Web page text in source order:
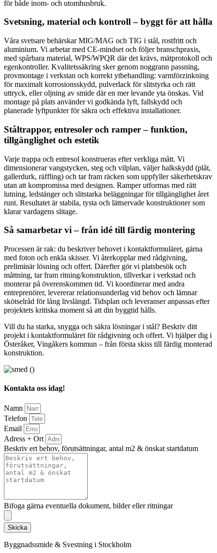
för både inom- och utomhusbruk.
Svetsning, material och kontroll – byggt för att hålla
Våra svetsare behärskar MIG/MAG och TIG i stål, rostfritt och
aluminium. Vi arbetar med CE-mindset och följer branschpraxis,
med spårbara material, WPS/WPQR där det krävs, mätprotokoll och
egenkontroller. Kvalitetssäkring sker genom noggrann passning,
provmontage i verkstan och korrekt ytbehandling: varmförzinkning
för maximalt korrosionsskydd, pulverlack för slitstyrka och rätt
uttryck, eller oljning av smide där en mer levande yta önskas. Vid
montage på plats använder vi godkända lyft, fallskydd och
planerade lyftpunkter för säkra och effektiva installationer.
Ståltrappor, entresoler och ramper – funktion,
tillgänglighet och estetik
Varje trappa och entresol konstrueras efter verkliga mått. Vi
dimensionerar vangstycken, steg och vilplan, väljer halkskydd (plåt,
gallerdurk, räffling) och tar fram räcken som uppfyller säkerhetskrav
utan att kompromissa med designen. Ramper utformas med rätt
lutning, ledstänger och slitstarka beläggningar för tillgänglighet året
runt. Resultatet är stabila, tysta och lättservade konstruktioner som
klarar vardagens slitage.
Så samarbetar vi – från idé till färdig montering
Processen är rak: du beskriver behovet i kontaktformuläret, gärna
med foton och enkla skisser. Vi återkopplar med rådgivning,
preliminär lösning och offert. Därefter gör vi platsbesök och
måttning, tar fram ritning/konstruktion, tillverkar i verkstad och
monterar på överenskommen tid. Vi koordinerar med andra
entreprenörer, levererar relationsunderlag vid behov och lämnar
skötselråd för lång livslängd. Tidsplan och leveranser anpassas efter
projektets kritiska moment så att din byggtid hålls.
Vill du ha starka, snygga och säkra lösningar i stål? Beskriv ditt
projekt i kontaktformuläret för rådgivning och offert. Vi hjälper dig i
Österåker, Vingåkers kommun – från första skiss till färdig monterad
konstruktion.
Kontakta oss idag!
Namn
Telefon
Email
Adress + Ort
Beskriv ert behov, förutsättningar, antal m2 & önskat startdatum
Bifoga gärna eventuella dokument, bilder eller ritningar
Skicka
Byggnadssmide & Svestning i Stockholm